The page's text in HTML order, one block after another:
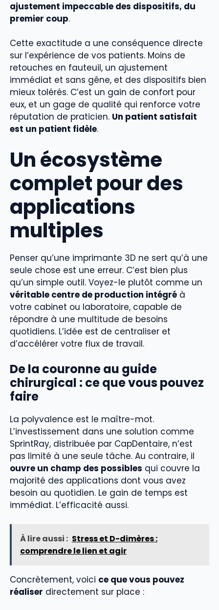
ajustement impeccable des dispositifs, du
premier coup.
Cette exactitude a une conséquence directe
sur l’expérience de vos patients. Moins de
retouches en fauteuil, un ajustement
immédiat et sans gêne, et des dispositifs bien
mieux tolérés. C’est un gain de confort pour
eux, et un gage de qualité qui renforce votre
réputation de praticien. Un patient satisfait
est un patient fidèle.
Un écosystème
complet pour des
applications
multiples
Penser qu’une imprimante 3D ne sert qu’à une
seule chose est une erreur. C’est bien plus
qu’un simple outil. Voyez-le plutôt comme un
véritable centre de production intégré à
votre cabinet ou laboratoire, capable de
répondre à une multitude de besoins
quotidiens. L’idée est de centraliser et
d’accélérer votre flux de travail.
De la couronne au guide
chirurgical : ce que vous pouvez
faire
La polyvalence est le maître-mot.
L’investissement dans une solution comme
SprintRay, distribuée par CapDentaire, n’est
pas limité à une seule tâche. Au contraire, il
ouvre un champ des possibles qui couvre la
majorité des applications dont vous avez
besoin au quotidien. Le gain de temps est
immédiat. L’efficacité aussi.
À lire aussi : Stress et D-dimères :
comprendre le lien et agir
Concrètement, voici ce que vous pouvez
réaliser directement sur place :